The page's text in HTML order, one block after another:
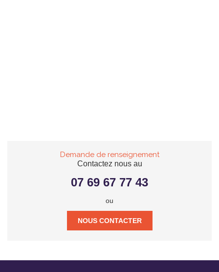
Demande de renseignement
Contactez nous au
07 69 67 77 43
ou
NOUS CONTACTER